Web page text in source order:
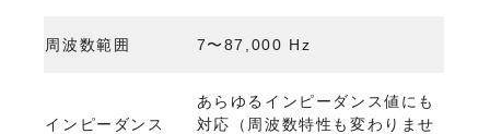
周波数範囲 7〜87,000 Hz
インピーダンス
あらゆるインピーダンス値にも
対応（周波数特性も変わりませ